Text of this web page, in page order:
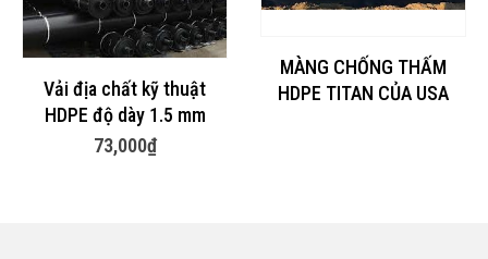
Vải địa chất kỹ thuật
HDPE độ dày 1.5 mm
73,000₫
MÀNG CHỐNG THẤM
HDPE TITAN CỦA USA